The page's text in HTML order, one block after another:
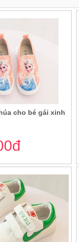
cho bé gái xinh